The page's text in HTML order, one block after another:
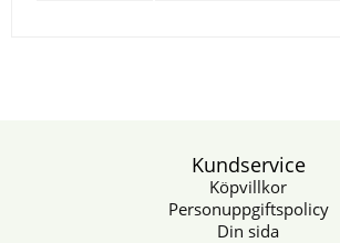
Kundservice
Köpvillkor
Personuppgiftspolicy
Din sida